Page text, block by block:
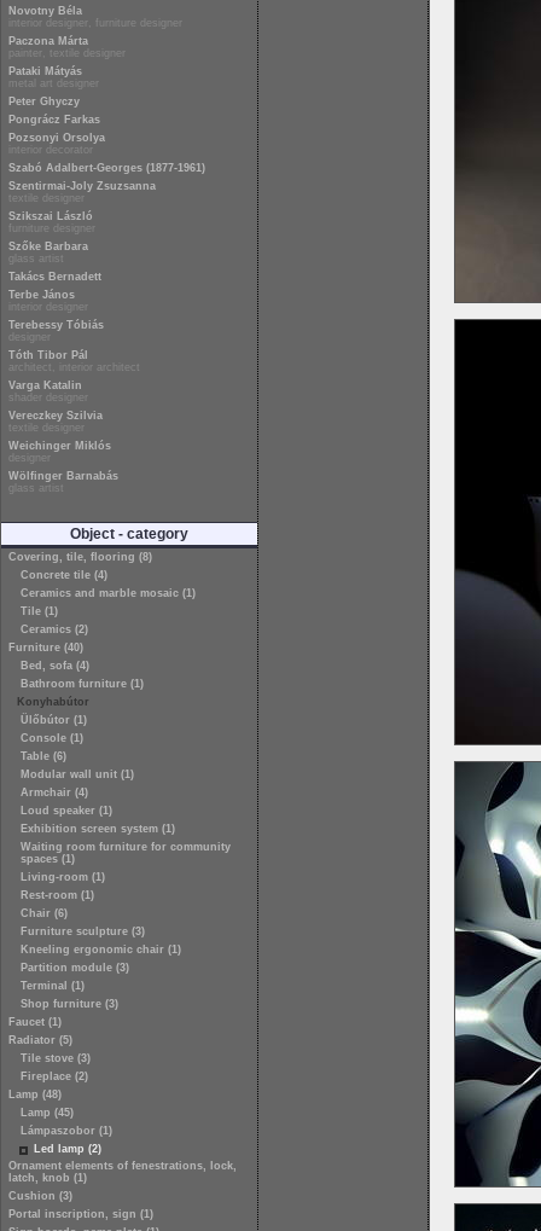
Novotny Béla
interior designer, furniture designer
Paczona Márta
painter, textile designer
Pataki Mátyás
metal art designer
Peter Ghyczy
Pongrácz Farkas
Pozsonyi Orsolya
interior decorator
Szabó Adalbert-Georges (1877-1961)
Szentirmai-Joly Zsuzsanna
textile designer
Szikszai László
furniture designer
Szőke Barbara
glass artist
Takács Bernadett
Terbe János
interior designer
Terebessy Tóbiás
designer
Tóth Tibor Pál
architect, interior architect
Varga Katalin
shader designer
Vereczkey Szilvia
textile designer
Weichinger Miklós
designer
Wölfinger Barnabás
glass artist
Object - category
Covering, tile, flooring (8)
Concrete tile (4)
Ceramics and marble mosaic (1)
Tile (1)
Ceramics (2)
Furniture (40)
Bed, sofa (4)
Bathroom furniture (1)
Konyhabútor
Ülőbútor (1)
Console (1)
Table (6)
Modular wall unit (1)
Armchair (4)
Loud speaker (1)
Exhibition screen system (1)
Waiting room furniture for community
spaces (1)
Living-room (1)
Rest-room (1)
Chair (6)
Furniture sculpture (3)
Kneeling ergonomic chair (1)
Partition module (3)
Terminal (1)
Shop furniture (3)
Faucet (1)
Radiator (5)
Tile stove (3)
Fireplace (2)
Lamp (48)
Lamp (45)
Lámpaszobor (1)
Led lamp (2)
Ornament elements of fenestrations, lock,
latch, knob (1)
Cushion (3)
Portal inscription, sign (1)